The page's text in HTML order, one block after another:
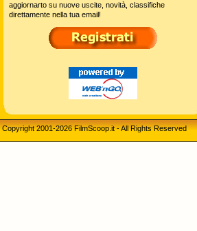
aggiornarto su nuove uscite, novità, classifiche
direttamente nella tua email!
Copyright 2001-2026 FilmScoop.it - All Rights Reserved